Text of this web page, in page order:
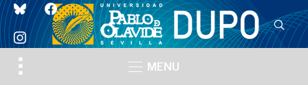
blueskyfacebook
instagram
Toggle
sidebar
MENU